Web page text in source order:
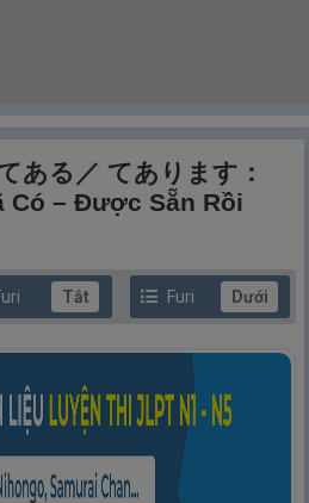
ある／ てあります：
Có – Được Sẵn Rồi
Tắt Furi Dưới